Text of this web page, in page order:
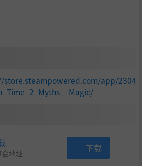
store.steampowered.com/app/2304
地址 下载